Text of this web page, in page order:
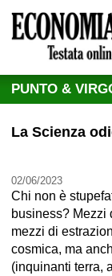
PUNTO &
La Scienza
02/06/2023
Chi non è
business? Mezzi
mezzi di
cosmica, ma
(inquinanti terra,